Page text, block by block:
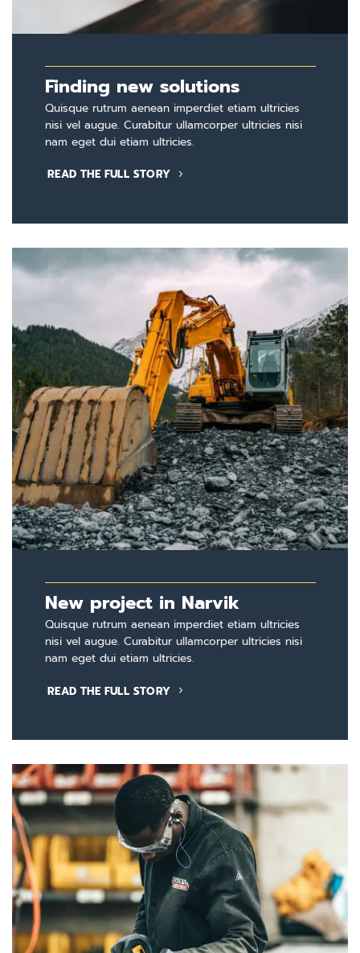
Finding new solutions
Quisque rutrum aenean imperdiet etiam ultricies
nisi vel augue. Curabitur ullamcorper ultricies nisi
nam eget dui etiam ultricies.
READ THE FULL STORY
New project in Narvik
Quisque rutrum aenean imperdiet etiam ultricies
nisi vel augue. Curabitur ullamcorper ultricies nisi
nam eget dui etiam ultricies.
READ THE FULL STORY